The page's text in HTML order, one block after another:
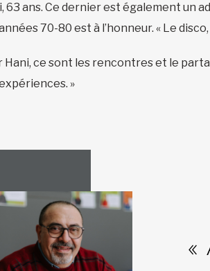
63 ans. Ce dernier est également un
70-80 est à l’honneur. « Le
Hani, ce sont les rencontres et le
»
«